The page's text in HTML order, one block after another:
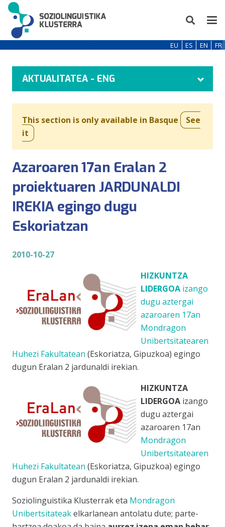
EU ES EN FR
AKTUALITATEA - ENG
This section is only available in Basque
See
it
Azaroaren 17an Eralan 2
proiektuaren JARDUNALDI
IREKIA egingo dugu
Eskoriatzan
2010-10-27
HIZKUNTZA
LIDERGOA izango
dugu aztergai
azaroaren 17an
Mondragon
Unibertsitatearen
Huhezi Fakultatean (Eskoriatza, Gipuzkoa) egingo
dugun Eralan 2 jardunaldi irekian.
HIZKUNTZA
LIDERGOA izango
dugu aztergai
azaroaren 17an
Mondragon
Unibertsitatearen
Huhezi Fakultatean (Eskoriatza, Gipuzkoa) egingo
dugun Eralan 2 jardunaldi irekian.
Soziolinguistika Klusterrak eta Mondragon
Unibertsitateakelkarlanean antolatu dute; parte-